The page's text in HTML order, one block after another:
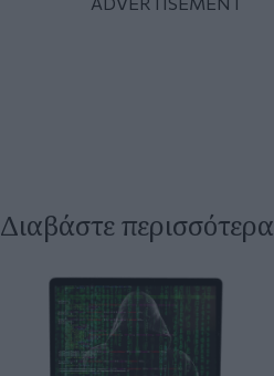
Διαβάστε περισσότερα